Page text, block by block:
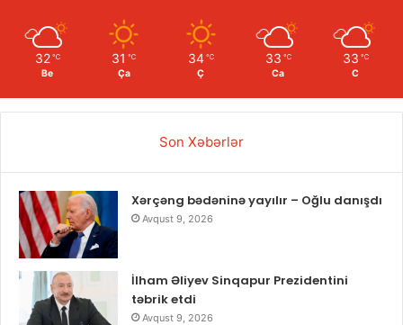
32 ℃
Be
31 ℃
Ça
34 ℃
Ç
33 ℃
Ca
33 ℃
C
Son Xəbərlər
Xərçəng bədəninə yayılır – Oğlu danışdı
Avqust 9, 2026
İlham Əliyev Sinqapur Prezidentini
təbrik etdi
Avqust 9, 2026